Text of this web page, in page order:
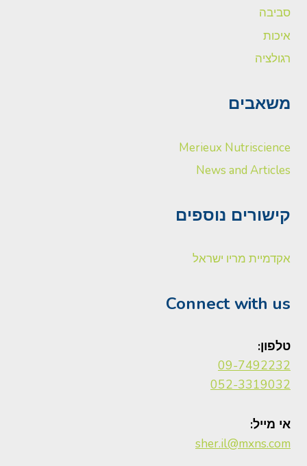
סביבה
איכות
רגולציה
משאבים
Merieux Nutriscience
News and Articles
קישורים נוספים
אקדמיית מריו ישראל
Connect with us
טלפון:
09-7492232
052-3319032
אי מייל:
sher.il@mxns.com